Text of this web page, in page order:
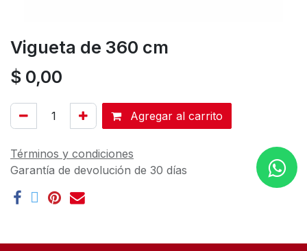
Vigueta de 360 cm
$ 0,00
Agregar al carrito
Términos y condiciones
Garantía de devolución de 30 días